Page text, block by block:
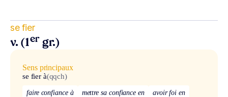
se fier
v. (1er gr.)
Sens principaux
se fier à(qqch)
faire confiance à mettre sa confiance en
avoir foi en